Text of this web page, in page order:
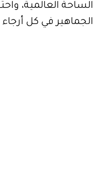
الساحة العالمية،
الجماهير في كل